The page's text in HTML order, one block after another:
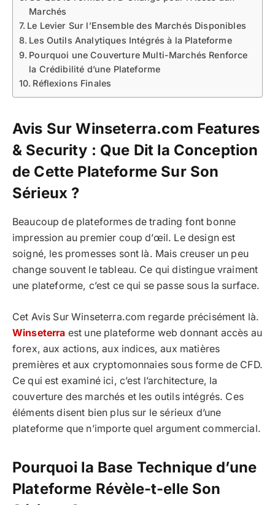
Marchés
Le Levier Sur l’Ensemble des Marchés Disponibles
Les Outils Analytiques Intégrés à la Plateforme
Pourquoi une Couverture Multi-Marchés Renforce
la Crédibilité d’une Plateforme
Réflexions Finales
Avis Sur Winseterra.com Features
& Security : Que Dit la Conception
de Cette Plateforme Sur Son
Sérieux ?
Beaucoup de plateformes de trading font bonne
impression au premier coup d’œil. Le design est
soigné, les promesses sont là. Mais creuser un peu
change souvent le tableau. Ce qui distingue vraiment
une plateforme, c’est ce qui se passe sous la surface.
Cet Avis Sur Winseterra.com regarde précisément là.
Winseterra est une plateforme web donnant accès au
forex, aux actions, aux indices, aux matières
premières et aux cryptomonnaies sous forme de CFD.
Ce qui est examiné ici, c’est l’architecture, la
couverture des marchés et les outils intégrés. Ces
éléments disent bien plus sur le sérieux d’une
plateforme que n’importe quel argument commercial.
Pourquoi la Base Technique d’une
Plateforme Révèle-t-elle Son